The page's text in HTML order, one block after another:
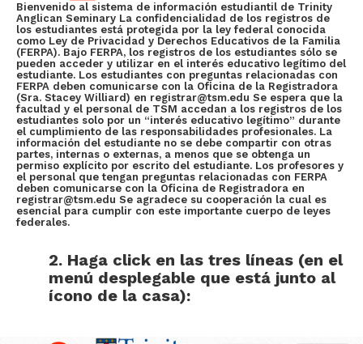
Bienvenido al sistema de información estudiantil de Trinity
Anglican Seminary La confidencialidad de los registros de
los estudiantes está protegida por la ley federal conocida
como Ley de Privacidad y Derechos Educativos de la Familia
(FERPA). Bajo FERPA, los registros de los estudiantes sólo se
pueden acceder y utilizar en el interés educativo legítimo del
estudiante. Los estudiantes con preguntas relacionadas con
FERPA deben comunicarse con la Oficina de la Registradora
(Sra. Stacey Williard) en registrar@tsm.edu Se espera que la
facultad y el personal de TSM accedan a los registros de los
estudiantes solo por un “interés educativo legítimo” durante
el cumplimiento de las responsabilidades profesionales. La
información del estudiante no se debe compartir con otras
partes, internas o externas, a menos que se obtenga un
permiso explícito por escrito del estudiante. Los profesores y
el personal que tengan preguntas relacionadas con FERPA
deben comunicarse con la Oficina de Registradora en
registrar@tsm.edu Se agradece su cooperación la cual es
esencial para cumplir con este importante cuerpo de leyes
federales.
2. Haga click en las tres líneas (en el
menú desplegable que está junto al
ícono de la casa):